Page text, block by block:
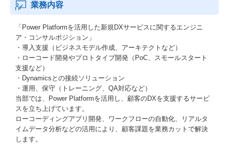
業務内容
「Power Platformを活用した新規DXサービスに関するエンジニ
ア・コンサルポジション」
・導入支援（ビジネスモデル作成、アーキテクトなど）
・ローコード開発やプロトタイプ開発（PoC、スモールスタート
支援など）
・Dynamicsとの接続ソリューション
・運用、保守（トレーニング、QA対応など）
当部では、Power Platformを活用し、顧客のDXを支援するサービ
スを立ち上げています。
ローコーディングアプリ開発、ワークフローの自動化、リアルタ
イムデータ分析などの活用により、顧客課題を業務カットで解決
します。